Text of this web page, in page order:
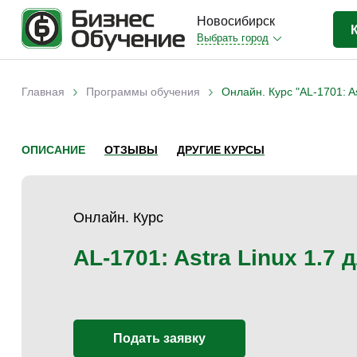
Новосибирск
Выбрать город
Компьютерная грамотность
Дизайн (8)
Главная › Программы обучения › Онлайн. Курс "AL-1701:
ОПИСАНИЕ ОТЗЫВЫ ДРУГИЕ КУРСЫ
Онлайн. Курс
AL-1701: Astra Linux 1.7
Подать заявку